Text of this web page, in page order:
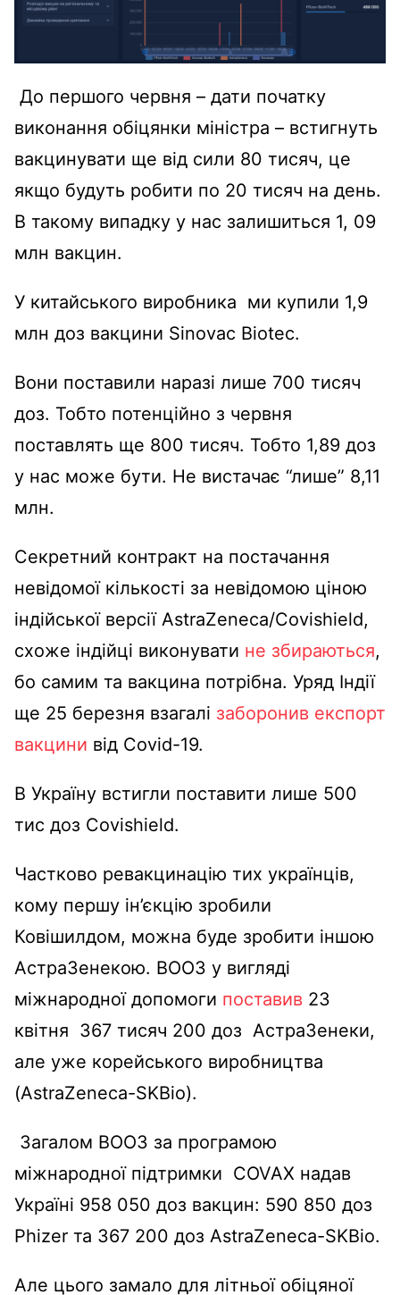
До першого червня – дати початку
виконання обіцянки міністра – встигнуть
вакцинувати ще від сили 80 тисяч, це
якщо будуть робити по 20 тисяч на день.
В такому випадку у нас залишиться 1, 09
млн вакцин.
У китайського виробника ми купили 1,9
млн доз вакцини Sinovac Biotec.
Вони поставили наразі лише 700 тисяч
доз. Тобто потенційно з червня
поставлять ще 800 тисяч. Тобто 1,89 доз
у нас може бути. Не вистачає “лише” 8,11
млн.
Секретний контракт на постачання
невідомої кількості за невідомою ціною
індійської версії AstraZeneca/Covishield,
схоже індійці виконувати не збираються,
бо самим та вакцина потрібна. Уряд Індії
ще 25 березня взагалі заборонив експорт
вакцини від Covid-19.
В Україну встигли поставити лише 500
тис доз Covishield.
Частково ревакцинацію тих українців,
кому першу ін’єкцію зробили
Ковішилдом, можна буде зробити іншою
АстраЗенекою. ВООЗ у вигляді
міжнародної допомоги поставив 23
квітня 367 тисяч 200 доз АстраЗенеки,
але уже корейського виробництва
(AstraZeneca-SKBio).
Загалом ВООЗ за програмою
міжнародної підтримки COVAX надав
Україні 958 050 доз вакцин: 590 850 доз
Phizer та 367 200 доз AstraZeneca-SKBio.
Але цього замало для літньої обіцяної